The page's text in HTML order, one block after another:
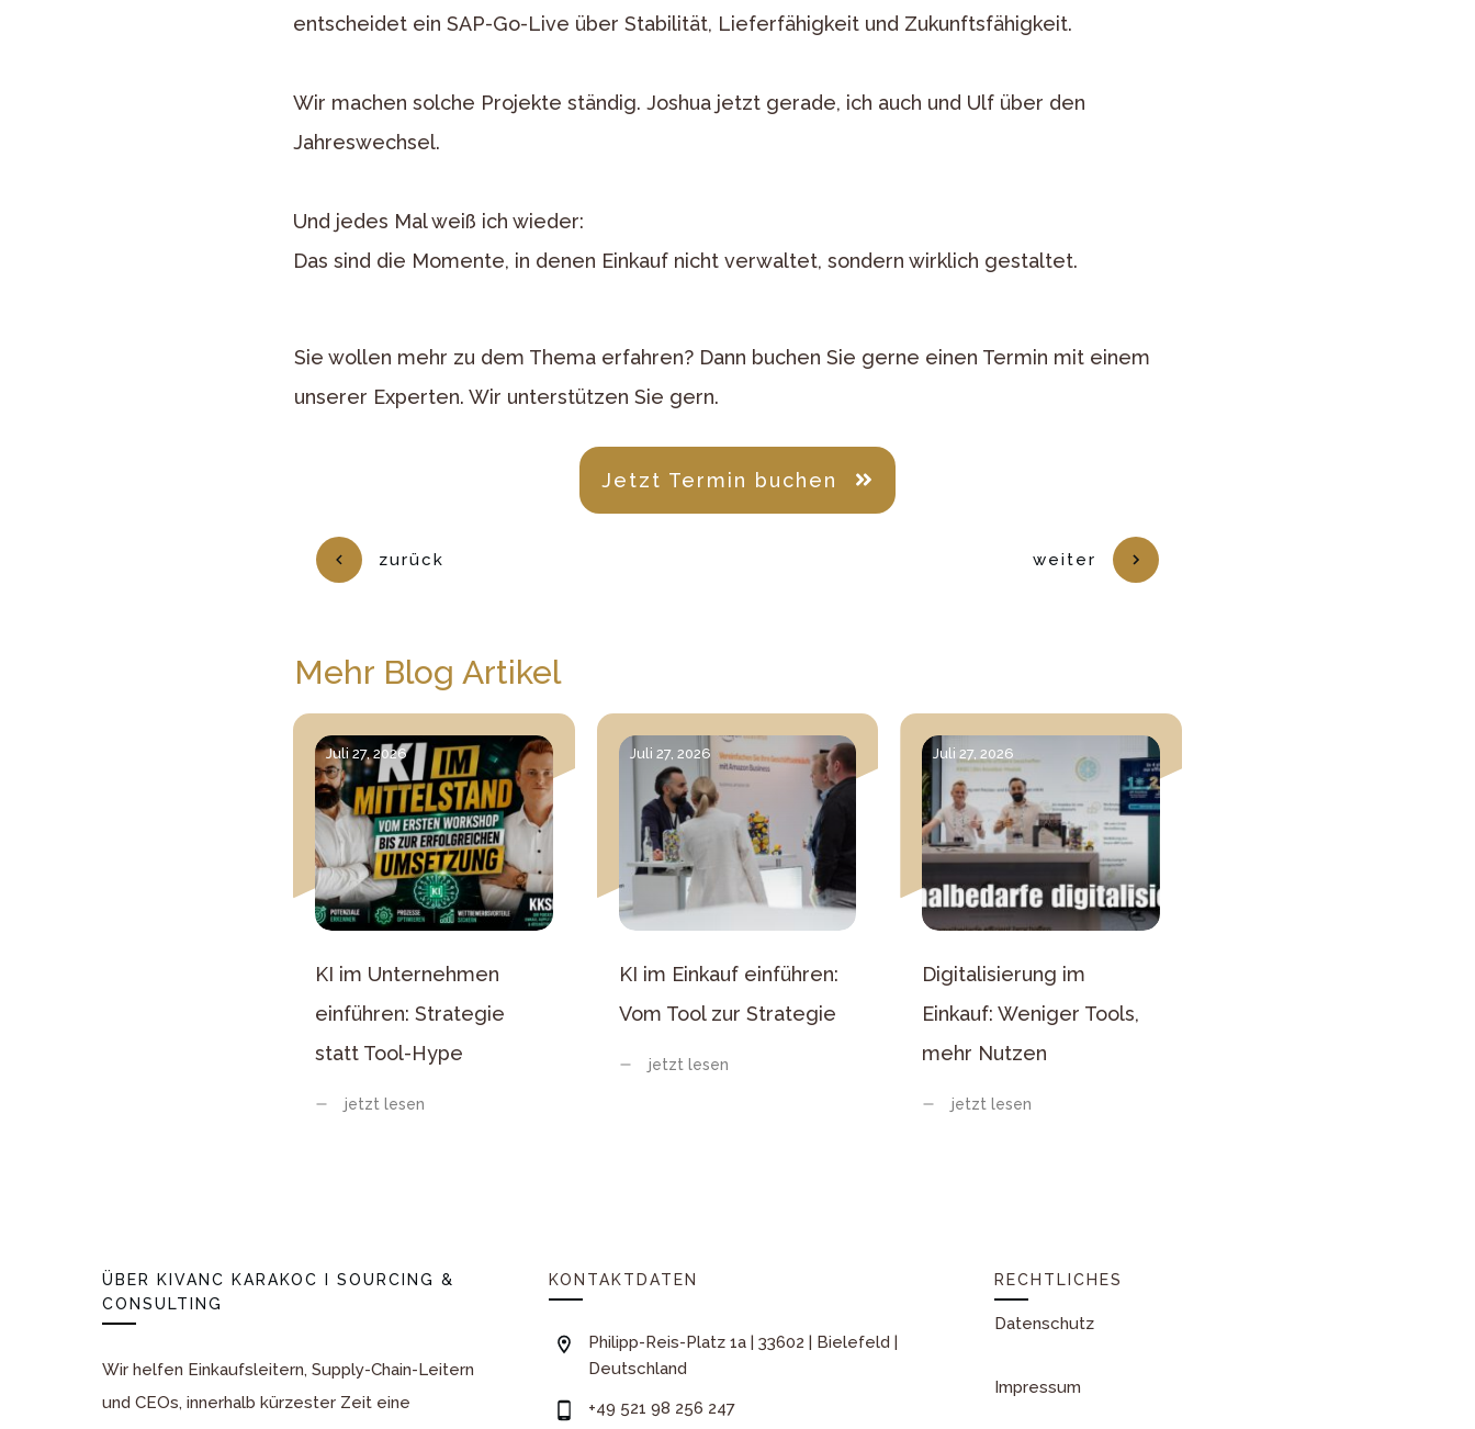
entscheidet ein SAP-Go-Live über Stabilität, Lieferfähigkeit und Zukunftsfähigkeit.
Wir machen solche Projekte ständig. Joshua jetzt gerade, ich auch und Ulf über den
Jahreswechsel.
Und jedes Mal weiß ich wieder:
Das sind die Momente, in denen Einkauf nicht verwaltet, sondern wirklich gestaltet.
Sie wollen mehr zu dem Thema erfahren? Dann buchen Sie gerne einen Termin mit einem
unserer Experten. Wir unterstützen Sie gern.
Jetzt Termin buchen
zurück weiter
Mehr Blog Artikel
Juli 27, 2026
KI im Unternehmen
einführen: Strategie
statt Tool-Hype
jetzt lesen
Juli 27, 2026
KI im Einkauf einführen:
Vom Tool zur Strategie
jetzt lesen
Juli 27, 2026
Digitalisierung im
Einkauf: Weniger Tools,
mehr Nutzen
jetzt lesen
ÜBER KIVANC KARAKOC I SOURCING &
CONSULTING
Wir helfen Einkaufsleitern, Supply-Chain-Leitern
und CEOs, innerhalb kürzester Zeit eine
KONTAKTDATEN
Philipp-Reis-Platz 1a | 33602 | Bielefeld |
Deutschland
+49 521 98 256 247
RECHTLICHES
Datenschutz
Impressum